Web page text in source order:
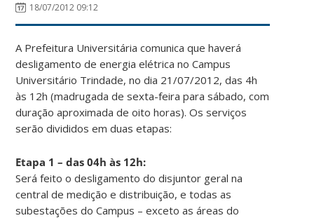
18/07/2012 09:12
A Prefeitura Universitária comunica que haverá
desligamento de energia elétrica no Campus
Universitário Trindade, no dia 21/07/2012, das 4h
às 12h (madrugada de sexta-feira para sábado, com
duração aproximada de oito horas). Os serviços
serão divididos em duas etapas:
Etapa 1 – das 04h às 12h:
Será feito o desligamento do disjuntor geral na
central de medição e distribuição, e todas as
subestações do Campus – exceto as áreas do